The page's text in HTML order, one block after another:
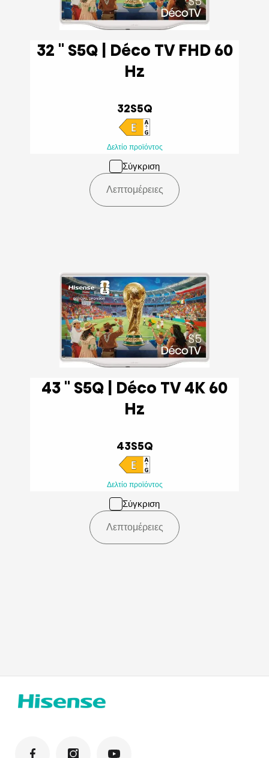
32 '' S5Q | Déco TV FHD 60
Hz
32S5Q
Δελτίο προϊόντος
Σύγκριση
Λεπτομέρειες
43 '' S5Q | Déco TV 4K 60
Hz
43S5Q
Δελτίο προϊόντος
Σύγκριση
Λεπτομέρειες